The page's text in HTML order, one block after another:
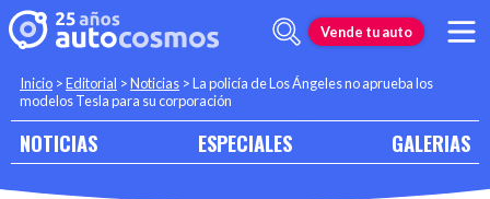
Vende tu auto
Inicio >Editorial >Noticias >La policía de Los Ángeles no aprueba los
modelos Tesla para su corporación
NOTICIAS ESPECIALES GALERIAS